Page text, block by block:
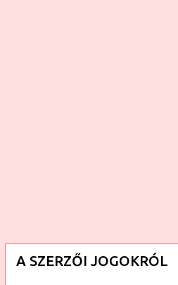
A SZERZŐI JOGOKRÓL